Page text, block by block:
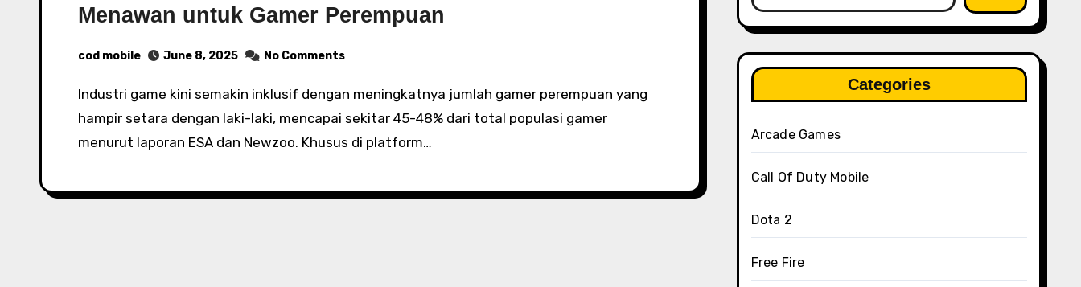
Menawan untuk Gamer Perempuan
cod mobile June 8, 2025 No Comments
Industri game kini semakin inklusif dengan meningkatnya jumlah gamer perempuan yang
hampir setara dengan laki-laki, mencapai sekitar 45-48% dari total populasi gamer
menurut laporan ESA dan Newzoo. Khusus di platform…
Categories
Arcade Games
Call Of Duty Mobile
Dota 2
Free Fire